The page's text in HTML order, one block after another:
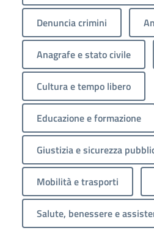
Denuncia crimini
Anagrafe e stato civile
Cultura e tempo libero
Educazione e formazione
Giustizia e sicurezza
Mobilità e trasporti
Salute, benessere e